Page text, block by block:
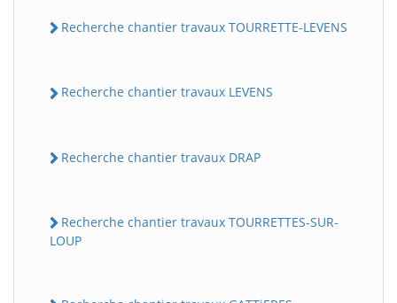
Recherche chantier travaux TOURRETTE-LEVENS
Recherche chantier travaux LEVENS
Recherche chantier travaux DRAP
Recherche chantier travaux TOURRETTES-SUR-
LOUP